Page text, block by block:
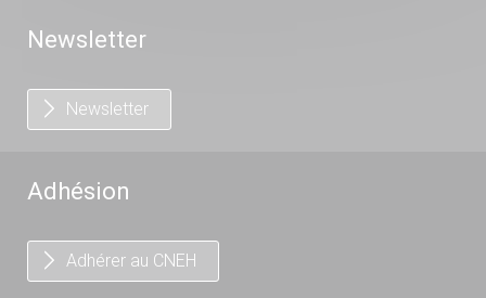
Newsletter
Newsletter
Adhésion
Adhérer au CNEH